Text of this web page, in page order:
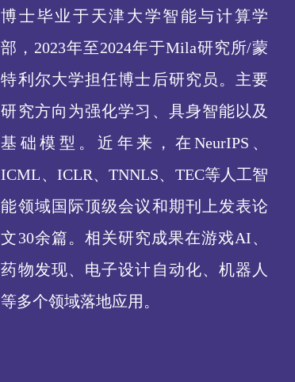
博士毕业于天津大学智能与计算学
部，2023年至2024年于Mila研究所/蒙
特利尔大学担任博士后研究员。主要
研究方向为强化学习、具身智能以及
基础模型。近年来，在NeurIPS、
ICML、ICLR、TNNLS、TEC等人工智
能领域国际顶级会议和期刊上发表论
文30余篇。相关研究成果在游戏AI、
药物发现、电子设计自动化、机器人
等多个领域落地应用。